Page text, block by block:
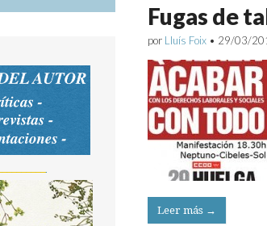
Fugas de
por Lluís Foix • 29/03/
Leer más →